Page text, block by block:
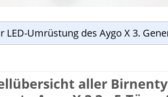
LED-Umrüstung des Aygo X 3.
aller